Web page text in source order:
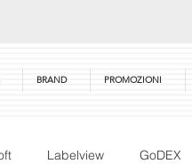
BRAND PROMOZIONI
Labelview GoDEX